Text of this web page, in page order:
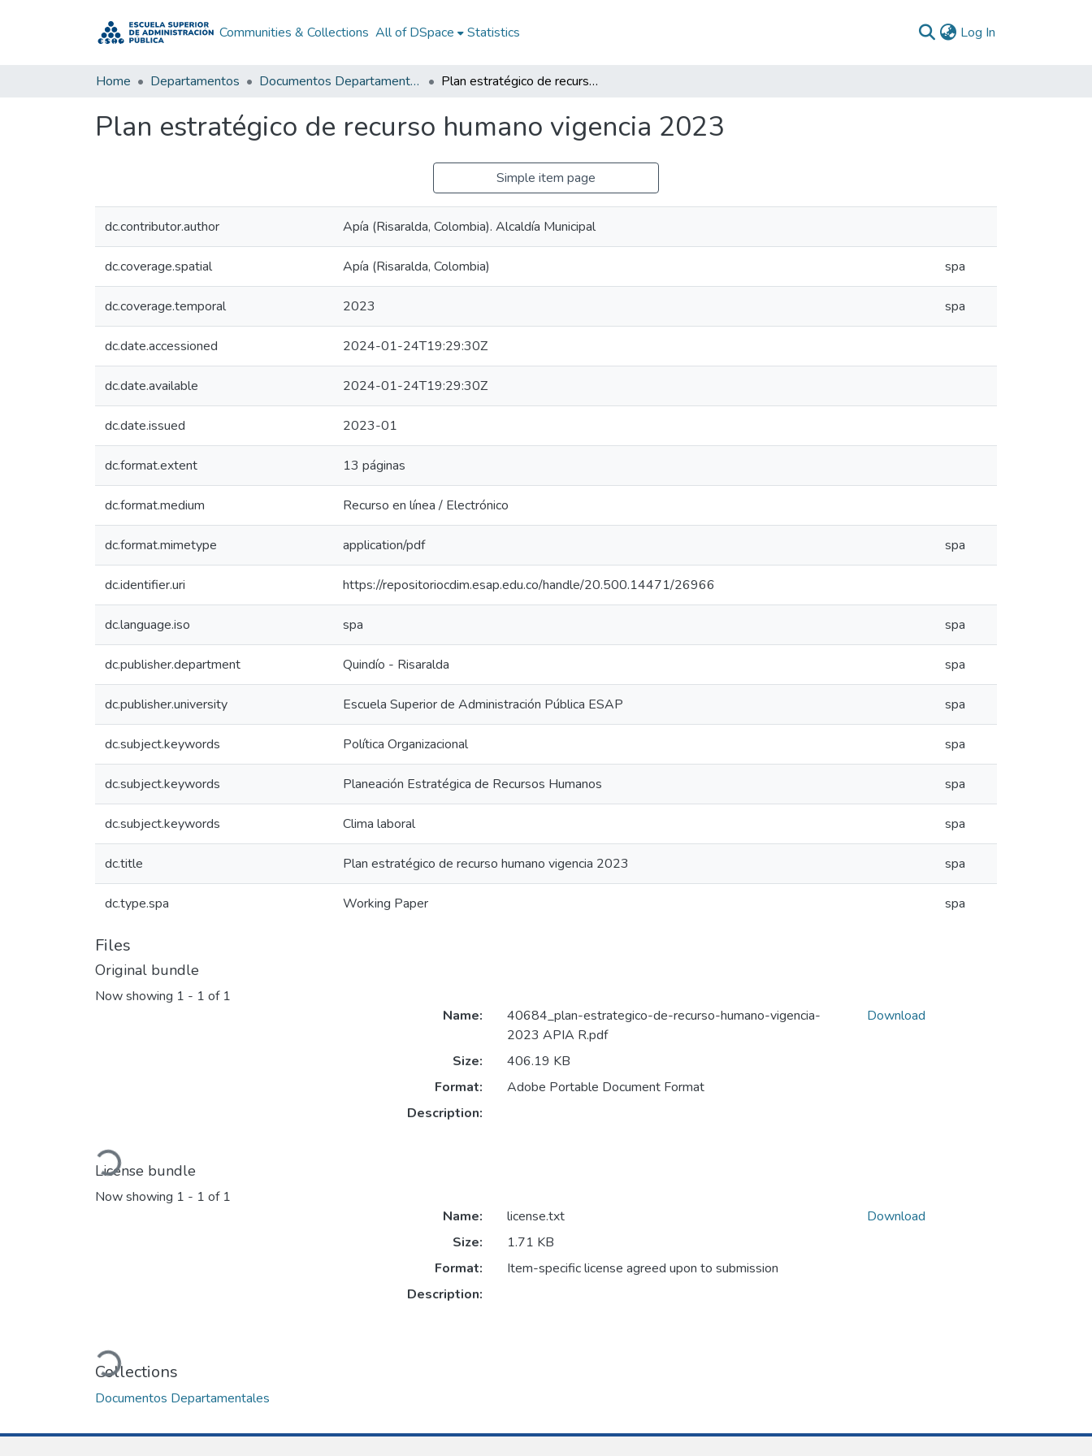
Communities & Collections All of DSpace Statistics Log In
Home Departamentos Documentos Departamentales Plan estratégico de recurso humano vigencia 2023
Plan estratégico de recurso humano vigencia 2023
Simple item page
dc.contributor.author Apía (Risaralda, Colombia). Alcaldía Municipal
dc.coverage.spatial Apía (Risaralda, Colombia) spa
dc.coverage.temporal 2023 spa
dc.date.accessioned 2024-01-24T19:29:30Z
dc.date.available 2024-01-24T19:29:30Z
dc.date.issued 2023-01
dc.format.extent 13 páginas
dc.format.medium Recurso en línea / Electrónico
dc.format.mimetype application/pdf spa
dc.identifier.uri https://repositoriocdim.esap.edu.co/handle/20.500.14471/26966
dc.language.iso spa spa
dc.publisher.department Quindío - Risaralda spa
dc.publisher.university Escuela Superior de Administración Pública ESAP spa
dc.subject.keywords Política Organizacional spa
dc.subject.keywords Planeación Estratégica de Recursos Humanos spa
dc.subject.keywords Clima laboral spa
dc.title Plan estratégico de recurso humano vigencia 2023 spa
dc.type.spa Working Paper spa
Files
Original bundle
Now showing 1 - 1 of 1
Loading...
Name:
40684_plan-estrategico-de-recurso-humano-vigencia-
2023 APIA R.pdf
Size:
406.19 KB
Format:
Adobe Portable Document Format
Description:
Download
License bundle
Now showing 1 - 1 of 1
Loading...
Name:
license.txt
Size:
1.71 KB
Format:
Item-specific license agreed upon to submission
Description:
Download
Collections
Documentos Departamentales